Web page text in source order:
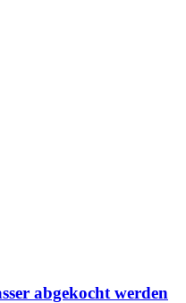
abgekocht werden